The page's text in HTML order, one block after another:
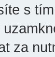
s
za